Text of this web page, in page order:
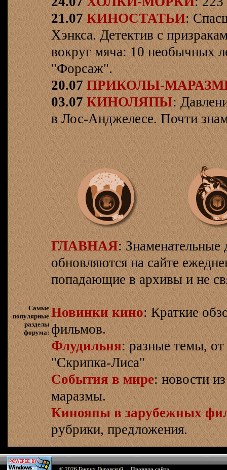
21.07 КИНОСТАТЬИ:
Хэнкса. Детектив с
вокруг мяча: 10 необычных
"Форсаж".
20.07 ПРИКОЛЫ-
03.07 КИНОЛЯПЫ:
в Лос-Анджелесе. Почти
ГЛАВНАЯ: Знаменательные
обновляются на сайте
попадающие в архивы и не
Самые
популярные
разделы
форума:
Новинки кино: Краткие
фильмов.
Флудильня: разные темы,
"Скрипка-Лиса"
События в мире: новости
маразмы.
Кинояпы в зарубежных
рубрики, предложения.